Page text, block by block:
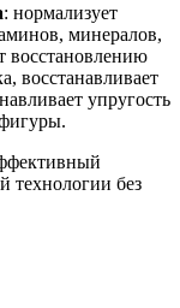
: нормализует
минералов,
восстановлению
восстанавливает
упругость
технологии без